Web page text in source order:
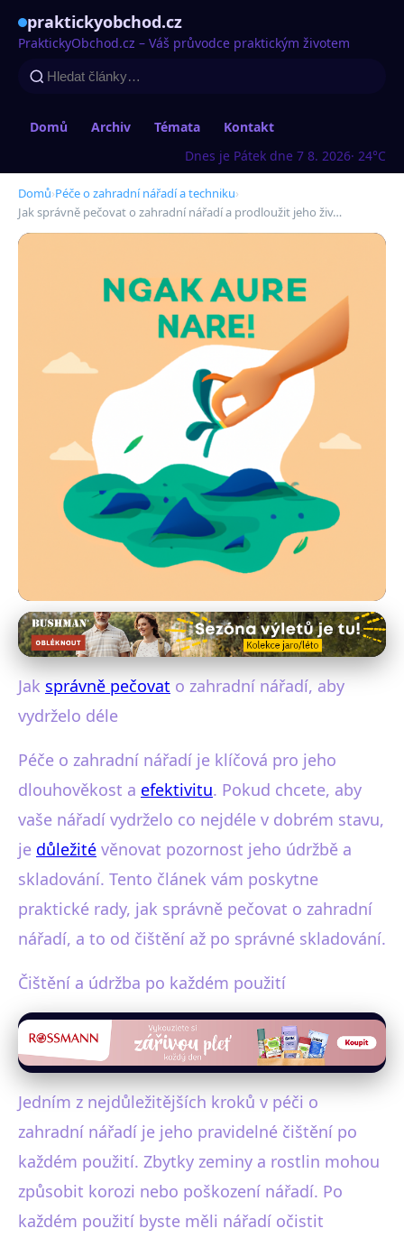
praktickyobchod.cz
PraktickyObchod.cz – Váš průvodce praktickým životem
Domů Archiv Témata
Kontakt
Dnes je Pátek dne 7 8. 2026· 24°C
Domů›Péče o zahradní nářadí a techniku›
Jak správně pečovat o zahradní nářadí a prodloužit jeho živ…
Péče o zahradní nářadí a techniku
Jak správně pečovat o
zahradní nářadí a prodloužit
Jak správně pečovat o zahradní nářadí, aby
vydrželo déle
Péče o zahradní nářadí je klíčová pro jeho
dlouhověkost a efektivitu. Pokud chcete, aby
vaše nářadí vydrželo co nejdéle v dobrém stavu,
je důležité věnovat pozornost jeho údržbě a
skladování. Tento článek vám poskytne
praktické rady, jak správně pečovat o zahradní
nářadí, a to od čištění až po správné skladování.
Čištění a údržba po každém použití
Jedním z nejdůležitějších kroků v péči o
zahradní nářadí je jeho pravidelné čištění po
každém použití. Zbytky zeminy a rostlin mohou
způsobit korozi nebo poškození nářadí. Po
každém použití byste měli nářadí očistit